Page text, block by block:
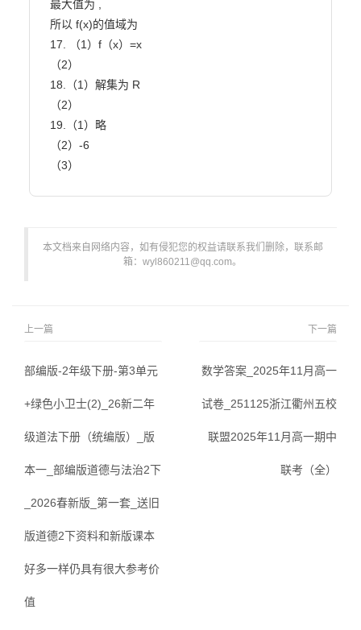
最大值为 ,
所以 f(x)的值域为
17. （1）f（x）=x
（2）
18.（1）解集为 R
（2）
19.（1）略
（2）-6
（3）
本文档来自网络内容，如有侵犯您的权益请联系我们删除，联系邮
箱：wyl860211@qq.com。
上一篇
部编版-2年级下册-第3单元
+绿色小卫士(2)_26新二年
级道法下册（统编版）_版
本一_部编版道德与法治2下
_2026春新版_第一套_送旧
版道德2下资料和新版课本
好多一样仍具有很大参考价
值
下一篇
数学答案_2025年11月高一
试卷_251125浙江衢州五校
联盟2025年11月高一期中
联考（全）